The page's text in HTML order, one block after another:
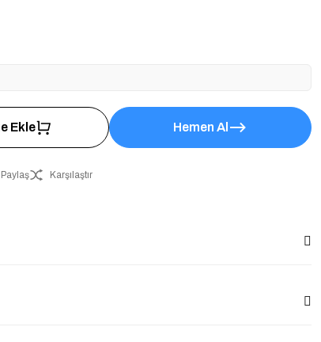
Ekle Hemen Al
Paylaş Karşılaştır